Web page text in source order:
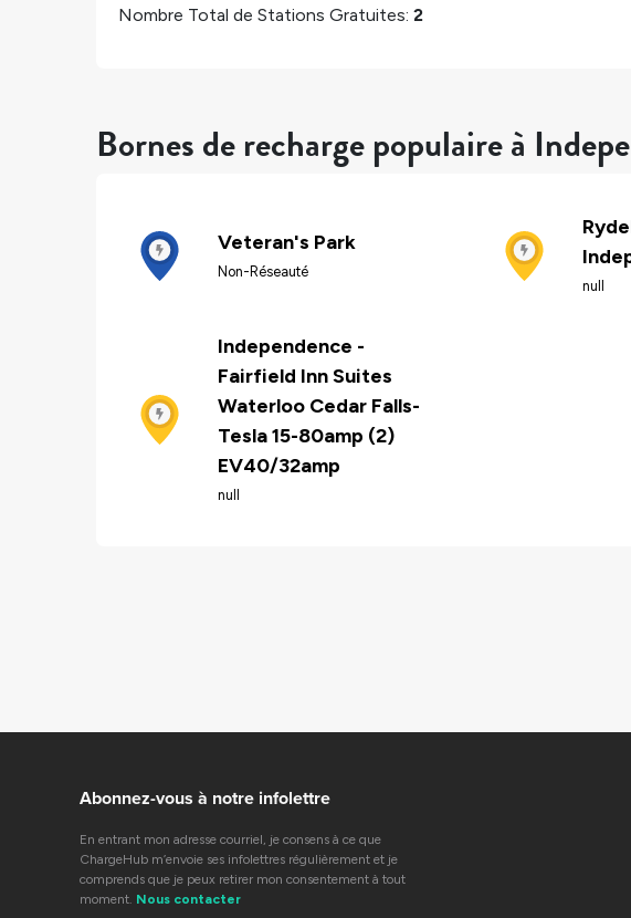
Nombre Total de Stations Gratuites: 2
Bornes de recharge populaire à
Veteran's Park
Non-Réseauté
null
Independence -
Fairfield Inn Suites
Waterloo Cedar Falls-
Tesla 15-80amp (2)
EV40/32amp
null
Abonnez-vous à notre infolettre
En entrant mon adresse courriel, je consens à ce que
ChargeHub m’envoie ses infolettres régulièrement et je
comprends que je peux retirer mon consentement à tout
moment. Nous contacter